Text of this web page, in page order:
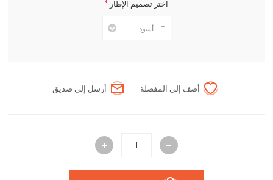
اختر تصميم الإطار *
أضف إلى المفضلة أرسل إلى صديق